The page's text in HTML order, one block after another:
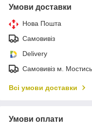
Умови доставки
Нова Пошта
Самовивіз
Delivery
Самовивіз м.
Всі умови доставки
Умови оплати